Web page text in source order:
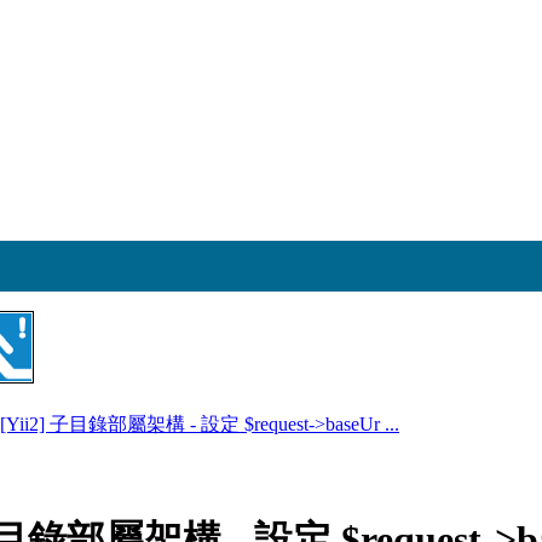
子目錄部屬架構 - 設定 $request->baseUr ...